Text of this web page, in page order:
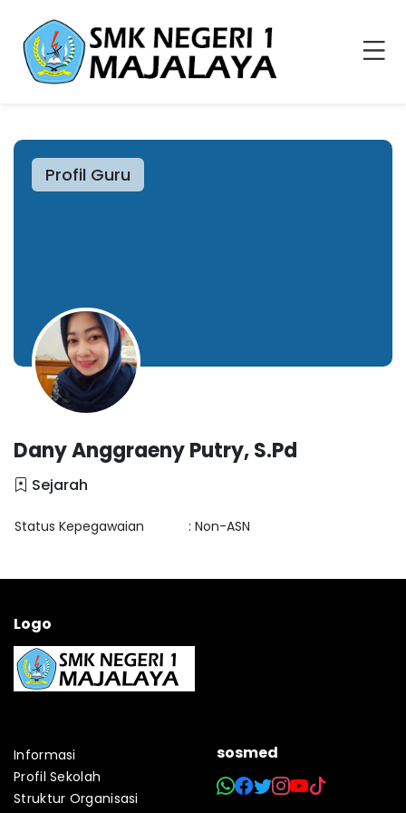
Profil Guru
Dany Anggraeny Putry, S.Pd
Sejarah
Status Kepegawaian : Non-ASN
Logo
Informasi
Profil Sekolah
Struktur Organisasi
sosmed